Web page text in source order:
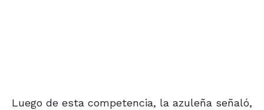
Luego de esta competencia, la azuleña señaló,